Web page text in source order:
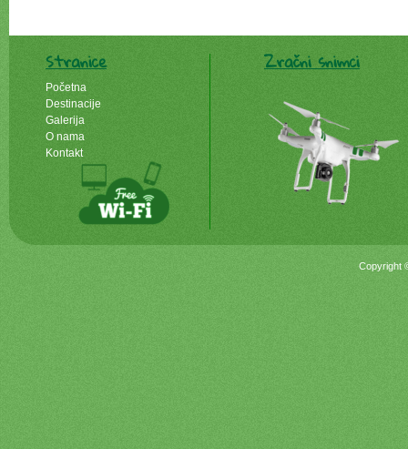
Stranice
Početna
Destinacije
Galerija
O nama
Kontakt
Zračni snimci
Copyright